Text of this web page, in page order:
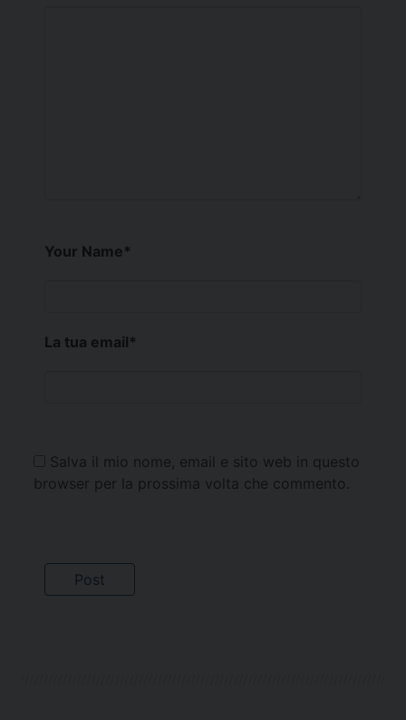
Your Name*
La tua email*
Salva il mio nome, email e sito web in questo
browser per la prossima volta che commento.